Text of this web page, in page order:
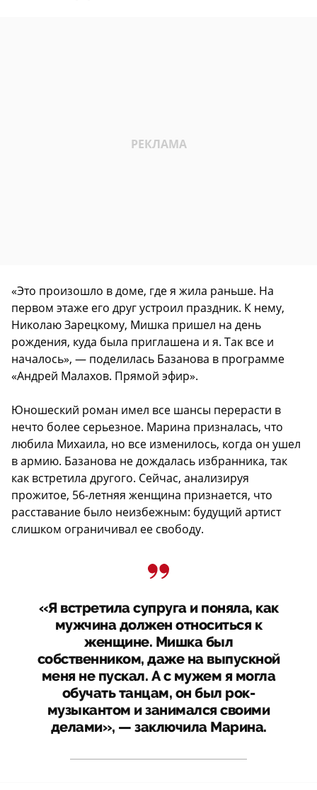
«Это произошло в доме, где я жила раньше. На
первом этаже его друг устроил праздник. К нему,
Николаю Зарецкому, Мишка пришел на день
рождения, куда была приглашена и я. Так все и
началось», — поделилась Базанова в программе
«Андрей Малахов. Прямой эфир».
Юношеский роман имел все шансы перерасти в
нечто более серьезное. Марина призналась, что
любила Михаила, но все изменилось, когда он ушел
в армию. Базанова не дождалась избранника, так
как встретила другого. Сейчас, анализируя
прожитое, 56-летняя женщина признается, что
расставание было неизбежным: будущий артист
слишком ограничивал ее свободу.
«Я встретила супруга и поняла, как
мужчина должен относиться к
женщине. Мишка был
собственником, даже на выпускной
меня не пускал. А с мужем я могла
обучать танцам, он был рок-
музыкантом и занимался своими
делами», — заключила Марина.